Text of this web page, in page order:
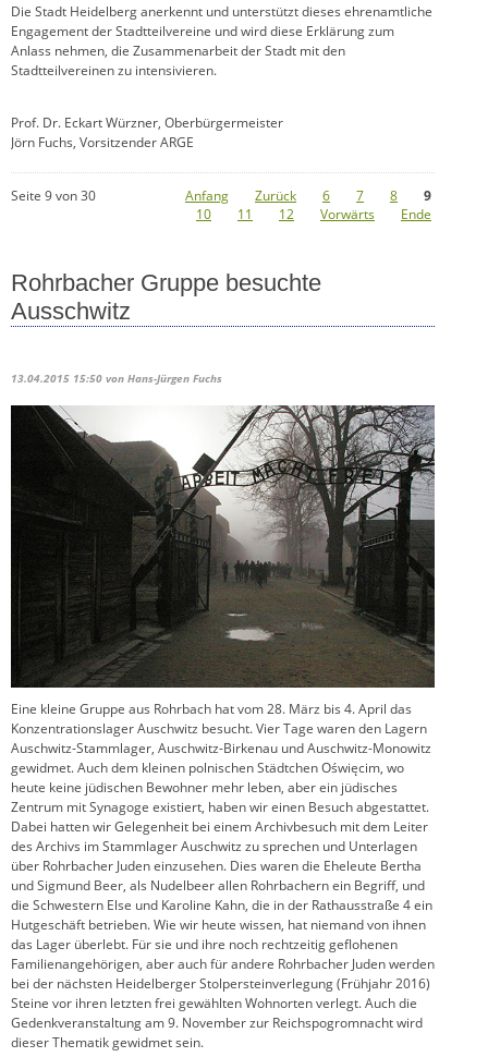
Die Stadt Heidelberg anerkennt und unterstützt dieses ehrenamtliche
Engagement der Stadtteilvereine und wird diese Erklärung zum
Anlass nehmen, die Zusammenarbeit der Stadt mit den
Stadtteilvereinen zu intensivieren.
Prof. Dr. Eckart Würzner, Oberbürgermeister
Jörn Fuchs, Vorsitzender ARGE
Seite 9 von 30 Anfang Zurück 6 7 8
9
10
11 12 Vorwärts Ende
Rohrbacher Gruppe besuchte
Ausschwitz
13.04.2015 15:50 von Hans-Jürgen Fuchs
Eine kleine Gruppe aus Rohrbach hat vom 28. März bis 4. April das
Konzentrationslager Auschwitz besucht. Vier Tage waren den Lagern
Auschwitz-Stammlager, Auschwitz-Birkenau und Auschwitz-Monowitz
gewidmet. Auch dem kleinen polnischen Städtchen Oświęcim, wo
heute keine jüdischen Bewohner mehr leben, aber ein jüdisches
Zentrum mit Synagoge existiert, haben wir einen Besuch abgestattet.
Dabei hatten wir Gelegenheit bei einem Archivbesuch mit dem Leiter
des Archivs im Stammlager Auschwitz zu sprechen und Unterlagen
über Rohrbacher Juden einzusehen. Dies waren die Eheleute Bertha
und Sigmund Beer, als Nudelbeer allen Rohrbachern ein Begriff, und
die Schwestern Else und Karoline Kahn, die in der Rathausstraße 4 ein
Hutgeschäft betrieben. Wie wir heute wissen, hat niemand von ihnen
das Lager überlebt. Für sie und ihre noch rechtzeitig geflohenen
Familienangehörigen, aber auch für andere Rohrbacher Juden werden
bei der nächsten Heidelberger Stolpersteinverlegung (Frühjahr 2016)
Steine vor ihren letzten frei gewählten Wohnorten verlegt. Auch die
Gedenkveranstaltung am 9. November zur Reichspogromnacht wird
dieser Thematik gewidmet sein.